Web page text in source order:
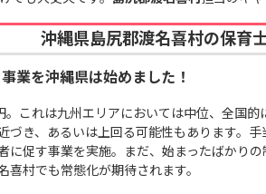
沖縄県島尻郡渡名喜村の保育
業を沖縄県は始めました！
これは九州エリアにおいては中位、全国
づき、あるいは上回る可能性もあります。
に促す事業を実施。まだ、始まったばかり
村でも常態化が期待されます。